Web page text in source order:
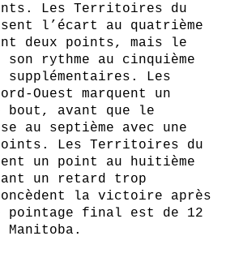
Les Territoires du
l’écart au quatrième
deux points, mais le
son rythme au cinquième
supplémentaires. Les
marquent un
bout, avant que le
au septième avec une
Les Territoires du
un point au huitième
un retard trop
la victoire après
pointage final est de 12